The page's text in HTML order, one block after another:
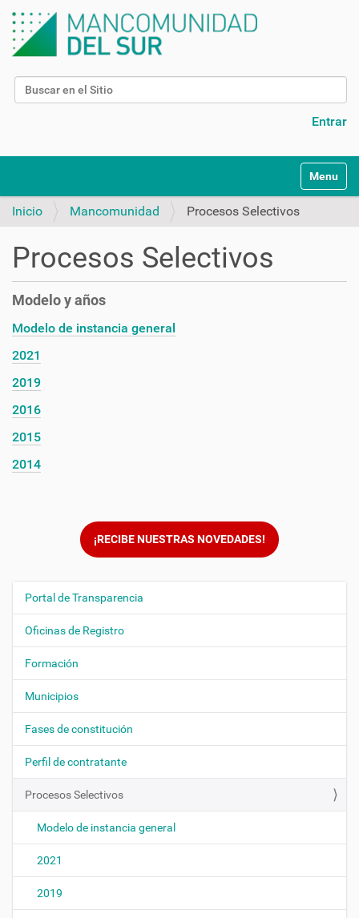
Buscar
Entrar
v
Toggle
Inicio Mancomunidad Procesos Selectivos
Procesos Selectivos
Modelo y años
Modelo de instancia general
2021
2019
2016
2015
2014
¡RECIBE NUESTRAS NOVEDADES!
N
e
g
a
c
i
ó
n
Portal de Transparencia
Oficinas de Registro
Formación
Municipios
Fases de constitución
Perfil de contratante
Procesos Selectivos
Modelo de instancia general
2021
2019